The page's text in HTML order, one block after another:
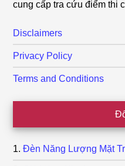
cung cấp tra cứu điểm thi
Disclaimers
Privacy Policy
Terms and Conditions
Đèn Năng Lượng Mặt